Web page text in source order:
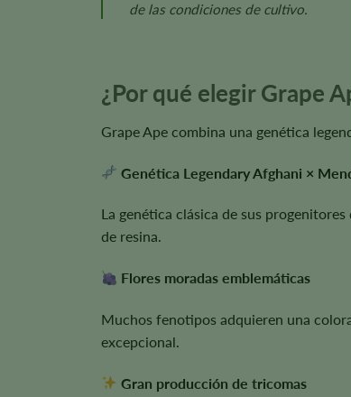
de las condiciones de cultivo.
¿Por qué elegir Grape
Grape Ape combina una genética
Genética Legendary Afghani ×
La genética clásica de sus
de resina.
Flores moradas emblemáticas
Muchos fenotipos adquieren una
excepcional.
Gran producción de tricomas